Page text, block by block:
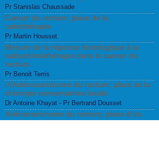
Pr Stanislas Chaussade
Cancer du rectum: place de la
radiothérapie
Pr Martin Housset
Mesure de la réponse histologique à la
radiochimiothérapie dans le cancer du
rectum
Pr Benoit Terris
￼Adénocarcinome du rectum: place de la
chirurgie conservatrice locale
Dr Antoine Khayat - Pr Bertrand Dousset
Adénocarcinome du rectum: place d'un
stratégie médico-chirurgicale